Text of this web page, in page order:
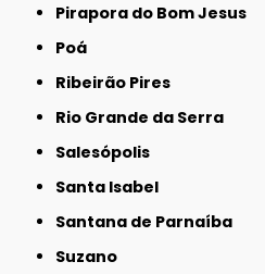
Pirapora do Bom Jesus
Poá
Ribeirão Pires
Rio Grande da Serra
Salesópolis
Santa Isabel
Santana de Parnaíba
Suzano